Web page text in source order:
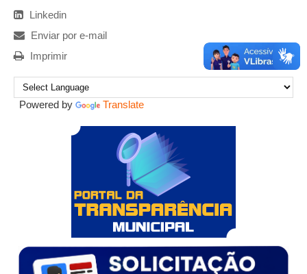
Linkedin
Enviar por e-mail
Imprimir
Powered by Translate